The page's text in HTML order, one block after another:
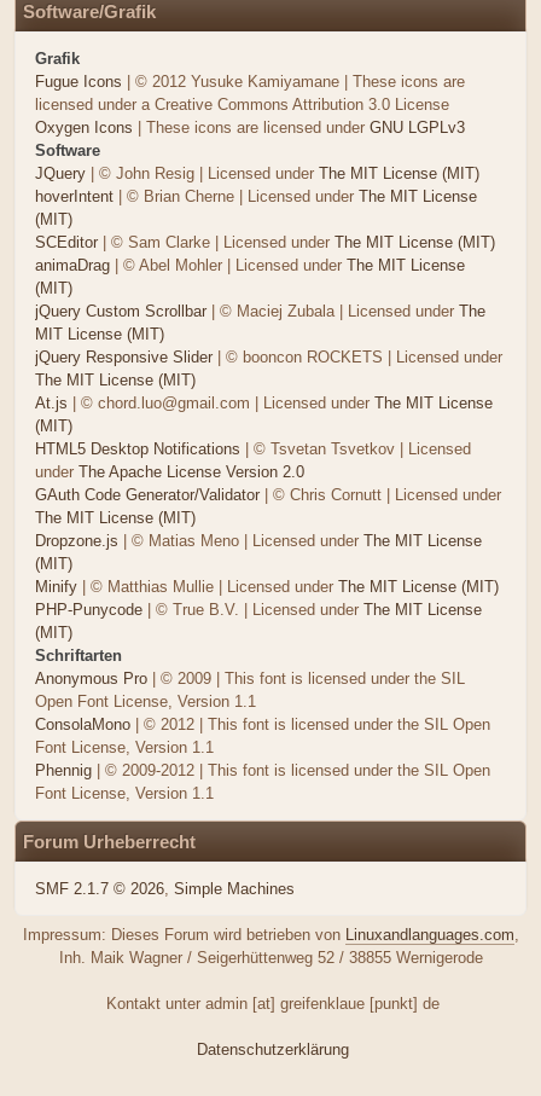
Software/Grafik
Grafik
Fugue Icons | © 2012 Yusuke Kamiyamane | These icons are
licensed under a Creative Commons Attribution 3.0 License
Oxygen Icons | These icons are licensed under GNU LGPLv3
Software
JQuery | © John Resig | Licensed under The MIT License (MIT)
hoverIntent | © Brian Cherne | Licensed under The MIT License
(MIT)
SCEditor | © Sam Clarke | Licensed under The MIT License (MIT)
animaDrag | © Abel Mohler | Licensed under The MIT License
(MIT)
jQuery Custom Scrollbar | © Maciej Zubala | Licensed under The
MIT License (MIT)
jQuery Responsive Slider | © booncon ROCKETS | Licensed under
The MIT License (MIT)
At.js | © chord.luo@gmail.com | Licensed under The MIT License
(MIT)
HTML5 Desktop Notifications | © Tsvetan Tsvetkov | Licensed
under The Apache License Version 2.0
GAuth Code Generator/Validator | © Chris Cornutt | Licensed under
The MIT License (MIT)
Dropzone.js | © Matias Meno | Licensed under The MIT License
(MIT)
Minify | © Matthias Mullie | Licensed under The MIT License (MIT)
PHP-Punycode | © True B.V. | Licensed under The MIT License
(MIT)
Schriftarten
Anonymous Pro | © 2009 | This font is licensed under the SIL
Open Font License, Version 1.1
ConsolaMono | © 2012 | This font is licensed under the SIL Open
Font License, Version 1.1
Phennig | © 2009-2012 | This font is licensed under the SIL Open
Font License, Version 1.1
Forum Urheberrecht
SMF 2.1.7 © 2026 Simple Machines
Impressum: Dieses Forum wird betrieben von Linuxandlanguages.com
Inh. Maik Wagner / Seigerhüttenweg 52 / 38855 Wernigerode
Kontakt unter admin [at] greifenklaue [punkt] de
Datenschutzerklärung